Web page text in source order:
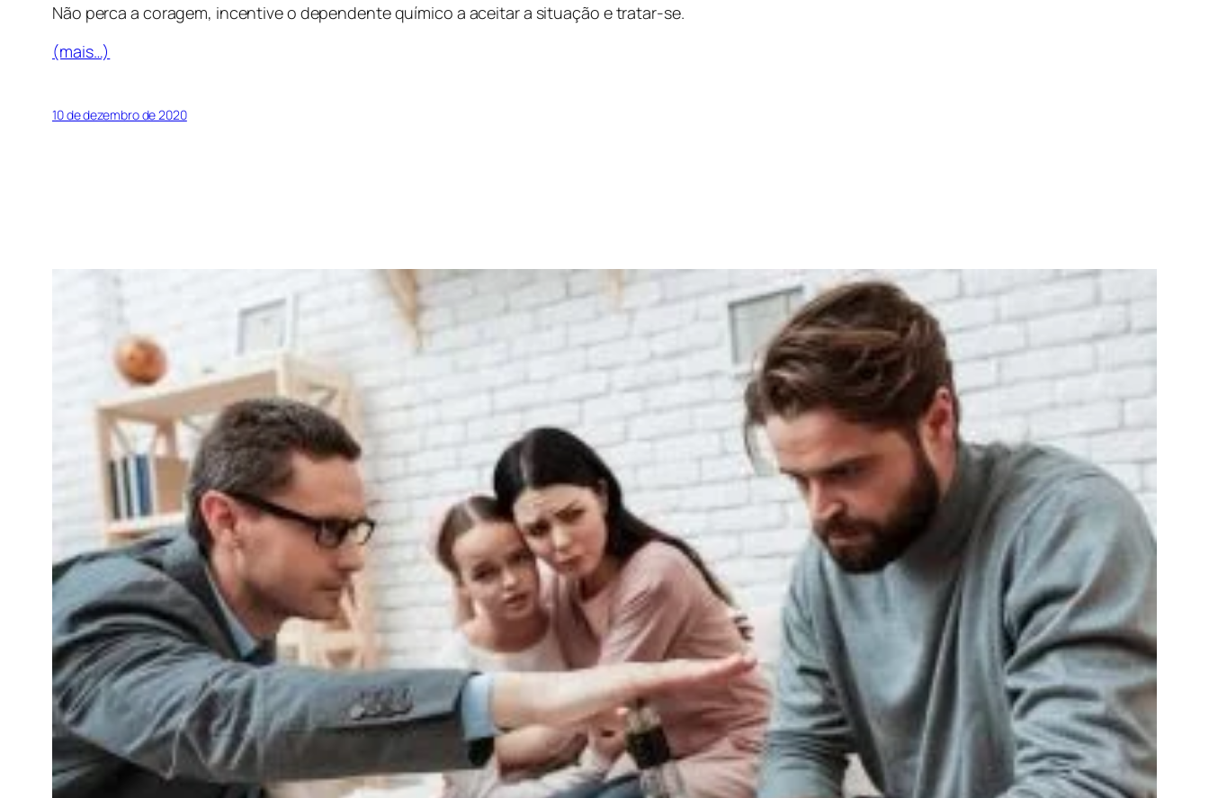
Não perca a coragem, incentive o dependente químico a aceitar a situação e tratar-se.
(mais…)
10 de dezembro de 2020